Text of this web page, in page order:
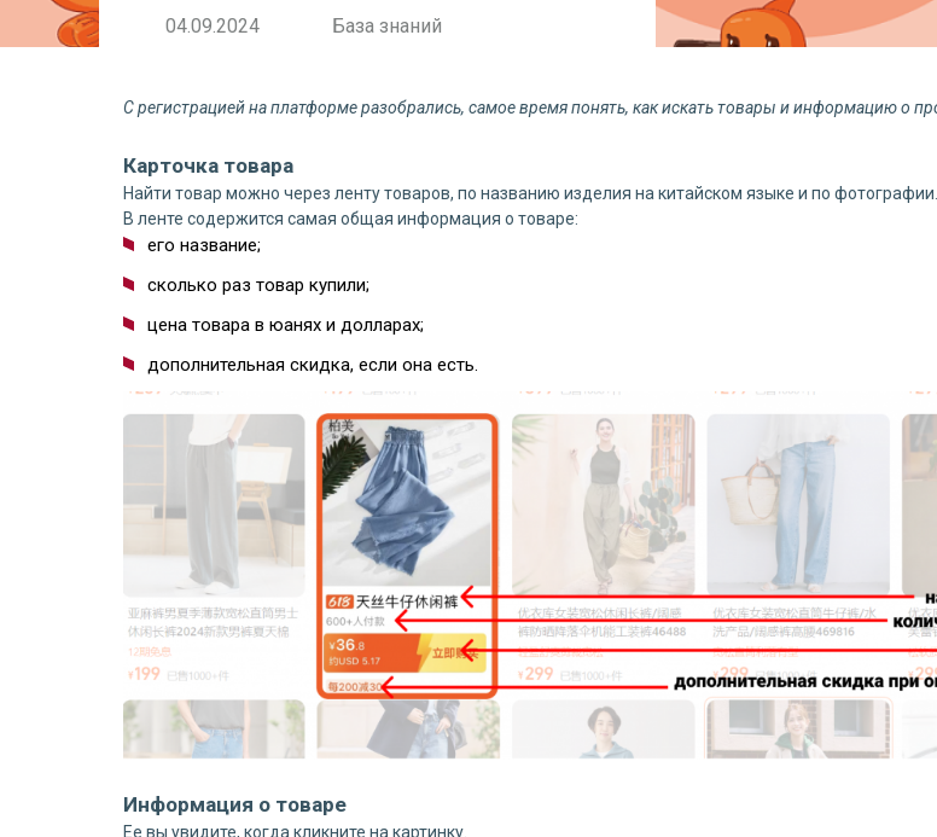
04.09.2024 База знаний
С регистрацией на платформе разобрались, самое время понять, как искать товары и информацию о
Карточка товара
Найти товар можно через ленту товаров, по названию изделия на китайском языке и по фотографии.
В ленте содержится самая общая информация о товаре:
его название;
сколько раз товар купили;
цена товара в юанях и долларах;
дополнительная скидка, если она есть.
Информация о товаре
Ее вы увидите, когда кликните на картинку.